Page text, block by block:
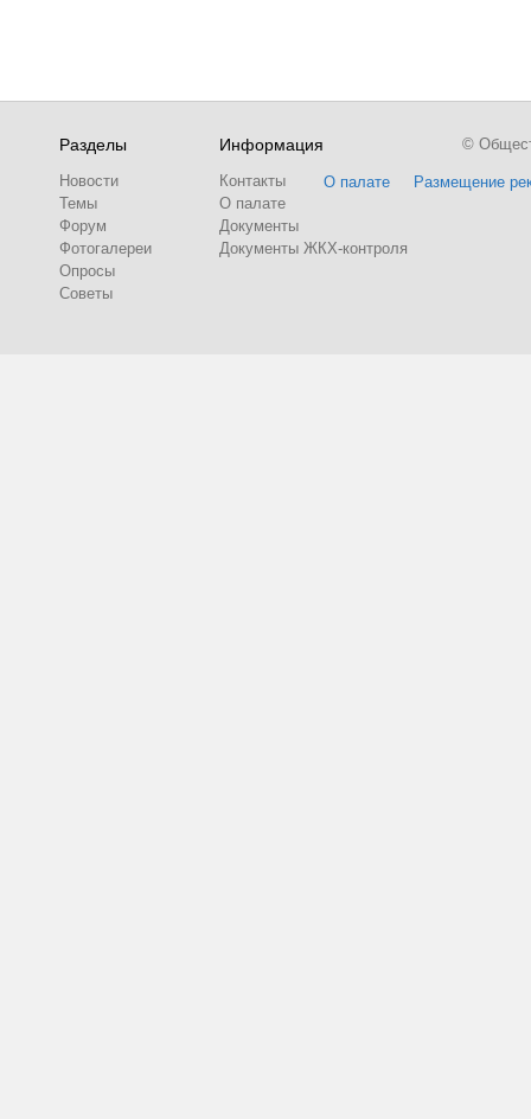
Разделы
Новости
Темы
Форум
Фотогалереи
Опросы
Советы
Информация
Контакты
О палате
Документы
Документы ЖКХ-контроля
О палате Размещение
©